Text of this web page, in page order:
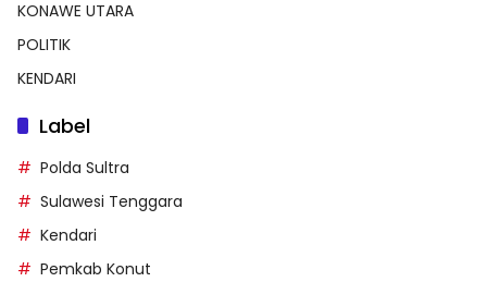
KONAWE UTARA
POLITIK
KENDARI
Label
Polda Sultra
Sulawesi Tenggara
Kendari
Pemkab Konut